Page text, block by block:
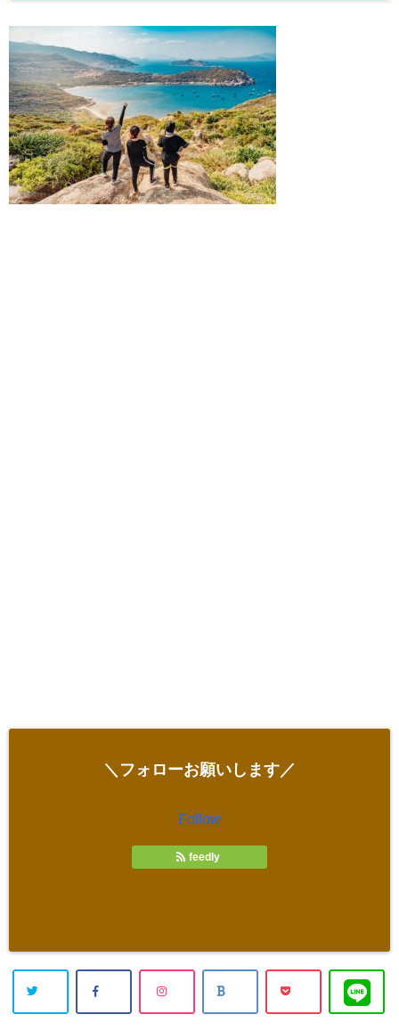
＼フォローお願いします／
Follow
feedly